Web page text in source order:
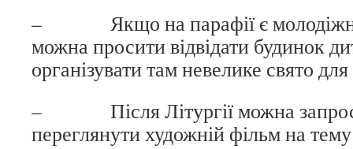
– Якщо на парафії є молодіжна
можна просити відвідати будинок
організувати там невелике свято для
– Після Літургії можна
переглянути художній фільм на тему